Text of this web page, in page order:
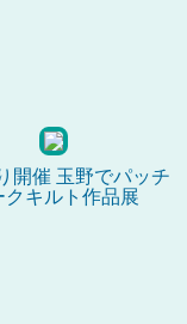
開催 玉野でパッチ
クキルト作品展